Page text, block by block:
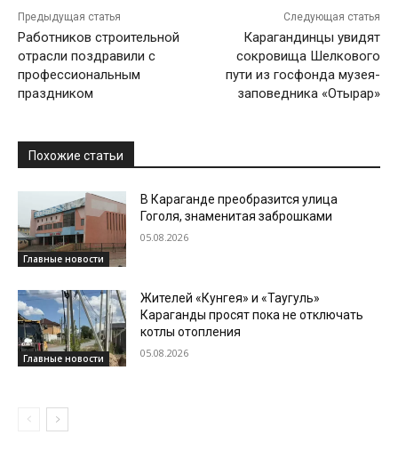
Предыдущая статья
Работников строительной
отрасли поздравили с
профессиональным
праздником
Следующая статья
Карагандинцы увидят
сокровища Шелкового
пути из госфонда музея-
заповедника «Отырар»
Похожие статьи
Главные новости
В Караганде преобразится улица
Гоголя, знаменитая заброшками
05.08.2026
Главные новости
Жителей «Кунгея» и «Таугуль»
Караганды просят пока не отключать
котлы отопления
05.08.2026